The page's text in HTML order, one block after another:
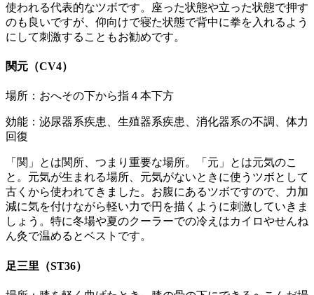
使われる代表的なツボです。座った状態や立った状態で押す
のも良いですが、仰向けで寝た状態で背中に拳を入れるよう
にして刺激することもお勧めです。
関元（CV4）
場所：おへその下から指４本下方
効能：泌尿器系疾患、生殖器系疾患、消化器系の不調、体力
回復
「関」とは関所、つまり重要な場所。「元」とは元気のこ
と。元気が生まれる場所、元気がないときに使うツボとして
古くから使われてきました。お腹にあるツボですので、力加
減に気を付けながら軽い力で円を描くように刺激していきま
しょう。特に冬場や夏のクーラーでの冷えはカイロやせんね
ん灸で温めるとベストです。
足三里（ST36）